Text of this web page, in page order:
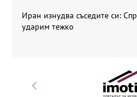
Иран изнудва съседите си:
ударим тежко